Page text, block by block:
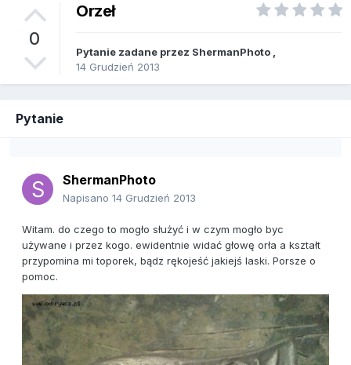
0
Orzeł
Pytanie zadane przez ShermanPhoto
14 Grudzień 2013
Pytanie
ShermanPhoto
Napisano 14 Grudzień 2013
Witam. do czego to mogło służyć i w czym mogło byc
używane i przez kogo. ewidentnie widać głowę orła a kształt
przypomina mi toporek, bądz rękojeść jakiejś laski. Porsze o
pomoc.